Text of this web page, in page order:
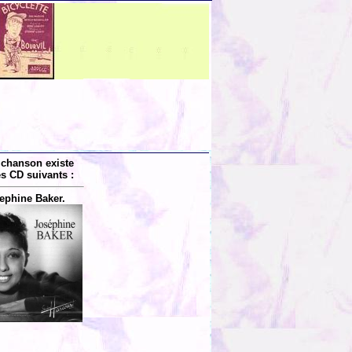
existe
CD suivants :
Baker.